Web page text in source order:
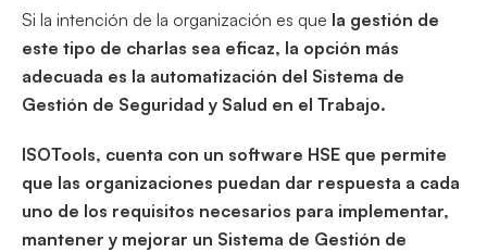
Si la intención de la organización es que la gestión de
este tipo de charlas sea eficaz, la opción más
adecuada es la automatización del Sistema de
Gestión de Seguridad y Salud en el Trabajo.
ISOTools, cuenta con un software HSE que permite
que las organizaciones puedan dar respuesta a cada
uno de los requisitos necesarios para implementar,
mantener y mejorar un Sistema de Gestión de